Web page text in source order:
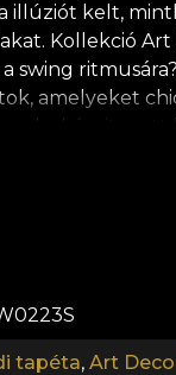
illúziót kelt,
Kollekció Art
swing
amelyeket
stilizált
tapéta, Art